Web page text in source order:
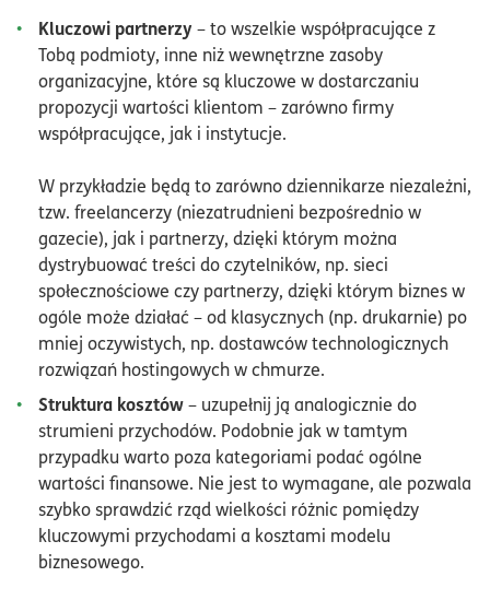
Kluczowi partnerzy– to wszelkie współpracujące z
Tobą podmioty, inne niż wewnętrzne zasoby
organizacyjne, które są kluczowe w dostarczaniu
propozycji wartości klientom – zarówno firmy
współpracujące, jak i instytucje.
W przykładzie będą to zarówno dziennikarze niezależni,
tzw. freelancerzy (niezatrudnieni bezpośrednio w
gazecie), jak i partnerzy, dzięki którym można
dystrybuować treści do czytelników, np. sieci
społecznościowe czy partnerzy, dzięki którym biznes w
ogóle może działać – od klasycznych (np. drukarnie) po
mniej oczywistych, np. dostawców technologicznych
rozwiązań hostingowych w chmurze.
Struktura kosztów– uzupełnij ją analogicznie do
strumieni przychodów. Podobnie jak w tamtym
przypadku warto poza kategoriami podać ogólne
wartości finansowe. Nie jest to wymagane, ale pozwala
szybko sprawdzić rząd wielkości różnic pomiędzy
kluczowymi przychodami a kosztami modelu
biznesowego.